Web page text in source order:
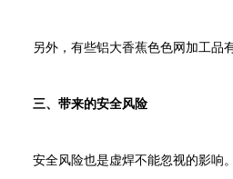
另外，有些铝大香蕉色色网加工品有
三、带来的安全风险
安全风险也是虚焊不能忽视的影响。